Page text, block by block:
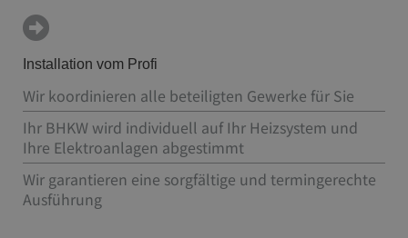
Installation vom Profi
Wir koordinieren alle beteiligten Gewerke für Sie
Ihr BHKW wird individuell auf Ihr Heizsystem und
Ihre Elektroanlagen abgestimmt
Wir garantieren eine sorgfältige und termingerechte
Ausführung